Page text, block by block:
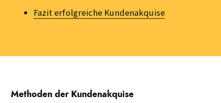
Fazit erfolgreiche Kundenakquise
Methoden der Kundenakquise